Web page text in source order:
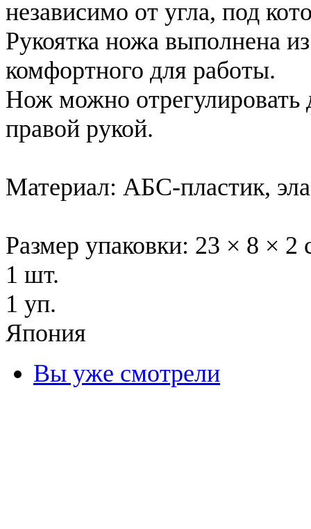
независимо от угла, под
Рукоятка ножа выполнена
комфортного для работы.
Нож можно отрегулировать
правой рукой.
Материал: АБС-пластик,
Размер упаковки: 23 × 8 × 2
1 шт.
1 уп.
Япония
Вы уже смотрели